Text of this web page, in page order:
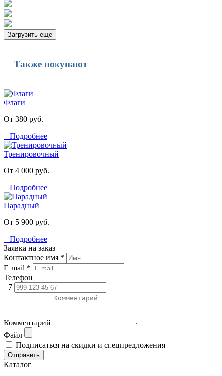
Загрузить еще
Также покупают
Флаги
От 380 руб.
Подробнее
Тренировочный
От 4 000 руб.
Подробнее
Парадный
От 5 900 руб.
Подробнее
Заявка на заказ
Контактное имя *
E-mail *
Телефон
+7
Комментарий
Файл
Подписаться на скидки и спецпредложения
Отправить
Каталог